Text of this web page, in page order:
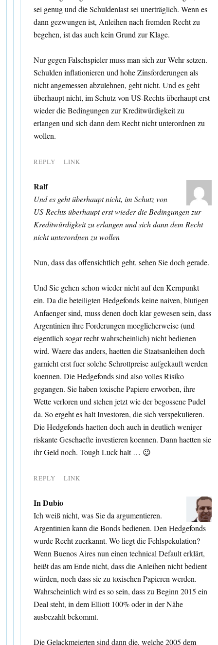
sei genug und die Schuldenlast sei unerträglich. Wenn es
dann gezwungen ist, Anleihen nach fremden Recht zu
begehen, ist das auch kein Grund zur Klage.
Nur gegen Falschspieler muss man sich zur Wehr setzen.
Schulden inflationieren und hohe Zinsforderungen als
nicht angemessen abzulehnen, geht nicht. Und es geht
überhaupt nicht, im Schutz von US-Rechts überhaupt erst
wieder die Bedingungen zur Kreditwürdigkeit zu
erlangen und sich dann dem Recht nicht unterordnen zu
wollen.
REPLY LINK
Ralf
Und es geht überhaupt nicht, im Schutz von
US-Rechts überhaupt erst wieder die Bedingungen zur
Kreditwürdigkeit zu erlangen und sich dann dem Recht
nicht unterordnen zu wollen
Nun, dass das offensichtlich geht, sehen Sie doch gerade.
Und Sie gehen schon wieder nicht auf den Kernpunkt
ein. Da die beteiligten Hedgefonds keine naiven, blutigen
Anfaenger sind, muss denen doch klar gewesen sein, dass
Argentinien ihre Forderungen moeglicherweise (und
eigentlich sogar recht wahrscheinlich) nicht bedienen
wird. Waere das anders, haetten die Staatsanleihen doch
garnicht erst fuer solche Schrottpreise aufgekauft werden
koennen. Die Hedgefonds sind also volles Risiko
gegangen. Sie haben toxische Papiere erworben, ihre
Wette verloren und stehen jetzt wie der begossene Pudel
da. So ergeht es halt Investoren, die sich verspekulieren.
Die Hedgefonds haetten doch auch in deutlich weniger
riskante Geschaefte investieren koennen. Dann haetten sie
ihr Geld noch. Tough Luck halt … 😉
REPLY LINK
In Dubio
Ich weiß nicht, was Sie da argumentieren.
Argentinien kann die Bonds bedienen. Den Hedgefonds
wurde Recht zuerkannt. Wo liegt die Fehlspekulation?
Wenn Buenos Aires nun einen technical Default erklärt,
heißt das am Ende nicht, dass die Anleihen nicht bedient
würden, noch dass sie zu toxischen Papieren werden.
Wahrscheinlich wird es so sein, dass zu Beginn 2015 ein
Deal steht, in dem Elliott 100% oder in der Nähe
ausbezahlt bekommt.
Die Gelackmeierten sind dann die, welche 2005 dem